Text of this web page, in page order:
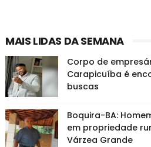
MAIS LIDAS DA SEMANA
Corpo de
Carapicuíba é
buscas
Boquira-BA:
em propriedade
Várzea Grande